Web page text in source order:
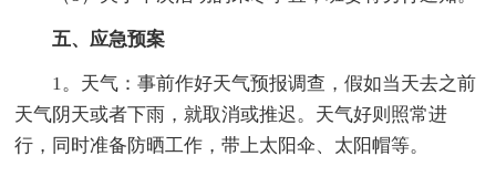
五、应急预案
1。天气：事前作好天气预报调查，假如当天去之前
天气阴天或者下雨，就取消或推迟。天气好则照常进
行，同时准备防晒工作，带上太阳伞、太阳帽等。